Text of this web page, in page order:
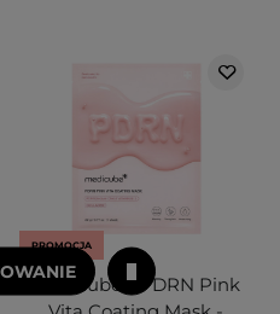
PROMOCJA
Medicube - PDRN Pink